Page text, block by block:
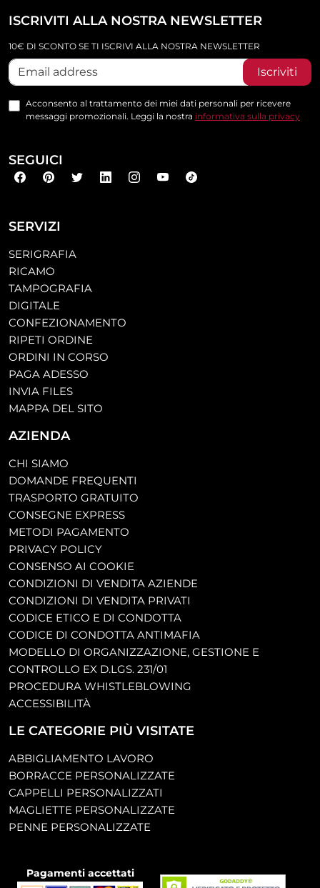
SERVIZI
SERIGRAFIA
RICAMO
TAMPOGRAFIA
DIGITALE
CONFEZIONAMENTO
RIPETI ORDINE
ORDINI IN CORSO
PAGA ADESSO
INVIA FILES
MAPPA DEL SITO
AZIENDA
CHI SIAMO
DOMANDE FREQUENTI
TRASPORTO GRATUITO
CONSEGNE EXPRESS
METODI PAGAMENTO
PRIVACY POLICY
CONSENSO AI COOKIE
CONDIZIONI DI VENDITA AZIENDE
CONDIZIONI DI VENDITA PRIVATI
CODICE ETICO E DI CONDOTTA
CODICE DI CONDOTTA ANTIMAFIA
MODELLO DI ORGANIZZAZIONE, GESTIONE E
CONTROLLO EX D.LGS. 231/01
PROCEDURA WHISTLEBLOWING
ACCESSIBILITÀ
LE CATEGORIE PIÙ VISITATE
ABBIGLIAMENTO LAVORO
BORRACCE PERSONALIZZATE
CAPPELLI PERSONALIZZATI
MAGLIETTE PERSONALIZZATE
PENNE PERSONALIZZATE
ISCRIVITI ALLA NOSTRA NEWSLETTER
10€ DI SCONTO SE TI ISCRIVI ALLA NOSTRA NEWSLETTER
Iscriviti
Acconsento al trattamento dei miei dati personali per ricevere
messaggi promozionali. Leggi la nostra informativa sulla privacy
SEGUICI
Pagamenti accettati